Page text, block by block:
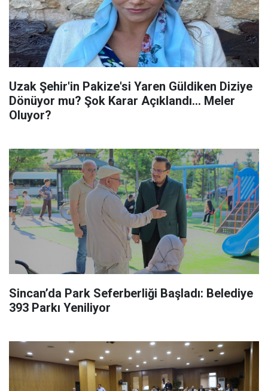
Uzak Şehir'in Pakize'si Yaren Güldiken Diziye
Dönüyor mu? Şok Karar Açıklandı... Meler
Oluyor?
Sincan’da Park Seferberliği Başladı: Belediye
393 Parkı Yeniliyor